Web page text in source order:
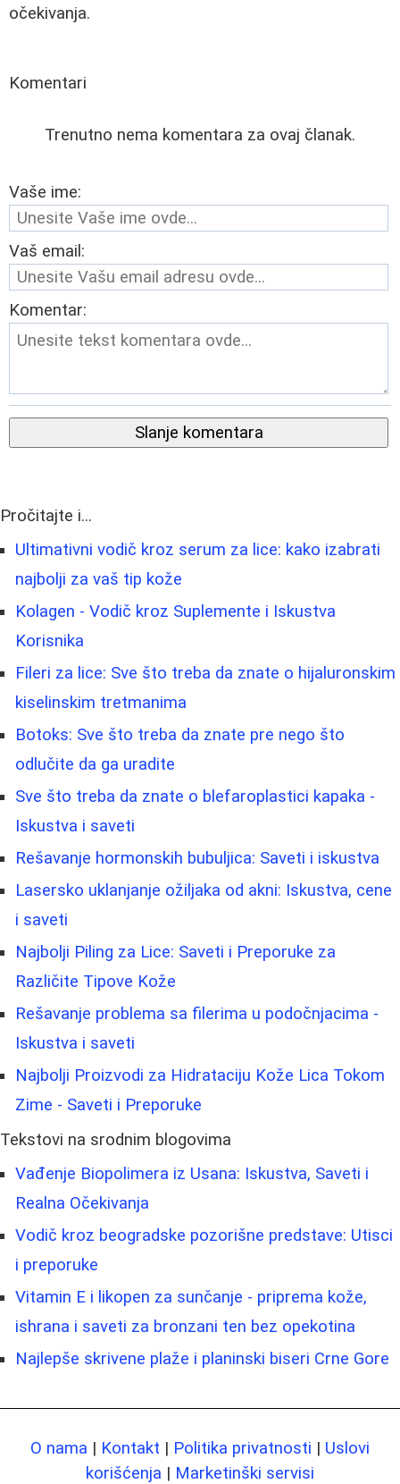
očekivanja.
Komentari
Trenutno nema komentara za ovaj članak.
Vaše ime:
Vaš email:
Komentar:
Slanje komentara
Pročitajte i...
Ultimativni vodič kroz serum za lice: kako izabrati
najbolji za vaš tip kože
Kolagen - Vodič kroz Suplemente i Iskustva
Korisnika
Fileri za lice: Sve što treba da znate o hijaluronskim
kiselinskim tretmanima
Botoks: Sve što treba da znate pre nego što
odlučite da ga uradite
Sve što treba da znate o blefaroplastici kapaka -
Iskustva i saveti
Rešavanje hormonskih bubuljica: Saveti i iskustva
Lasersko uklanjanje ožiljaka od akni: Iskustva, cene
i saveti
Najbolji Piling za Lice: Saveti i Preporuke za
Različite Tipove Kože
Rešavanje problema sa filerima u podočnjacima -
Iskustva i saveti
Najbolji Proizvodi za Hidrataciju Kože Lica Tokom
Zime - Saveti i Preporuke
Tekstovi na srodnim blogovima
Vađenje Biopolimera iz Usana: Iskustva, Saveti i
Realna Očekivanja
Vodič kroz beogradske pozorišne predstave: Utisci
i preporuke
Vitamin E i likopen za sunčanje - priprema kože,
ishrana i saveti za bronzani ten bez opekotina
Najlepše skrivene plaže i planinski biseri Crne Gore
O nama | Kontakt | Politika privatnosti | Uslovi
korišćenja | Marketinški servisi